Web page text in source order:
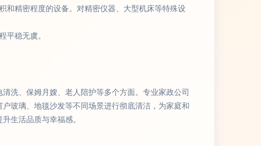
和精密程度的设备。对精密仪器、大型机床等特殊设
平稳无虞。
洗、保姆月嫂、老人陪护等多个方面。专业家政公司
玻璃、地毯沙发等不同场景进行彻底清洁，为家庭和
生活品质与幸福感。